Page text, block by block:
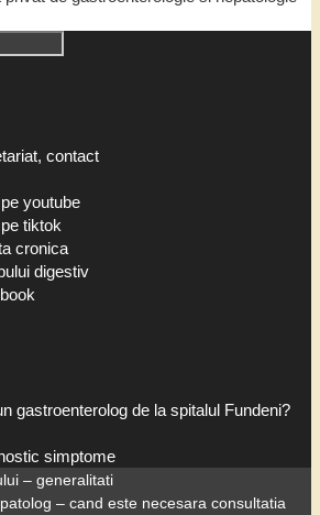
contact
youtube
tiktok
cronica
digestiv
gastroenterolog de la spitalul Fundeni?
simptome
– generalitati
– cand este necesara consultatia